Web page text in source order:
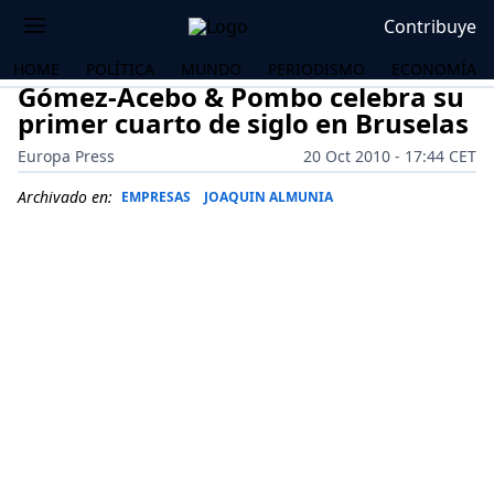
Contribuye
HOME POLÍTICA MUNDO PERIODISMO ECONOMÍA
Gómez-Acebo & Pombo celebra su
primer cuarto de siglo en Bruselas
Europa Press
20 Oct 2010 - 17:44 CET
Archivado en: EMPRESAS JOAQUIN ALMUNIA